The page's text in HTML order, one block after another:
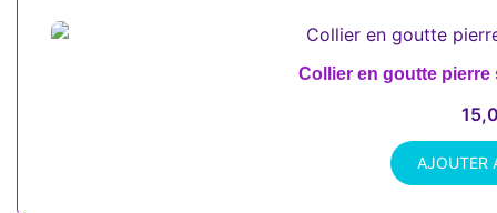
Collier en goutte
AJOUTER